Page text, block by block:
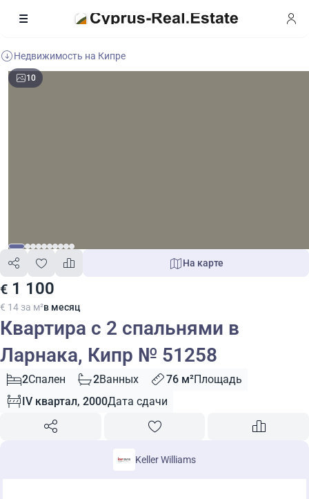
Недвижимость на Кипре
10
€ 1 100
€ 14 за м²в месяц
На карте
Квартира с 2 спальнями в
Ларнака, Кипр № 51258
2Спален 2Ванных 76 м²Площадь
IV квартал, 2000Дата сдачи
Keller Williams